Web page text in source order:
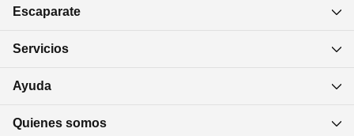
Escaparate
Servicios
Ayuda
Quienes somos